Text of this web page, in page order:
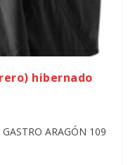
hibernado
ARAGÓN 109